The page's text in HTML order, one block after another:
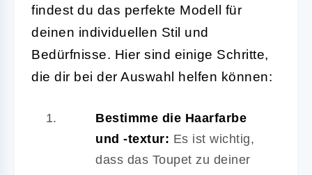
findest du das perfekte Modell für
deinen individuellen Stil und
Bedürfnisse. Hier sind einige Schritte,
die dir bei der Auswahl helfen können:
Bestimme die Haarfarbe
und -textur: Es ist wichtig,
dass das Toupet zu deiner